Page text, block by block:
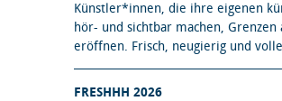
Künstler*innen, die ihre eigenen
hör- und sichtbar machen,
eröffnen. Frisch, neugierig und
FRESHHH 2026